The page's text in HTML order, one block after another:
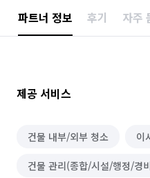
파트너 정보 후기 자주
제공 서비스
건물 내부/외부 청소 이
건물 관리(종합/시설/행정/경